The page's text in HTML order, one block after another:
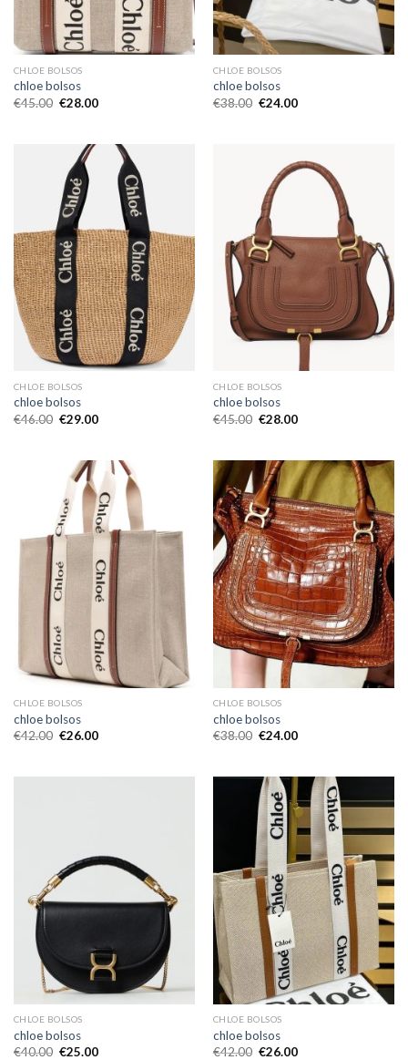
CHLOE BOLSOS
chloe bolsos
€45.00 €28.00
CHLOE BOLSOS
chloe bolsos
€38.00 €24.00
CHLOE BOLSOS
chloe bolsos
€46.00 €29.00
CHLOE BOLSOS
chloe bolsos
€45.00 €28.00
CHLOE BOLSOS
chloe bolsos
€42.00 €26.00
CHLOE BOLSOS
chloe bolsos
€38.00 €24.00
CHLOE BOLSOS
chloe bolsos
€40.00 €25.00
CHLOE BOLSOS
chloe bolsos
€42.00 €26.00